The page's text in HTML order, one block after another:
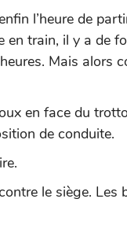
l’heure de
en train, il y a de
Mais alors
en face du
de conduite.
le siège. Les